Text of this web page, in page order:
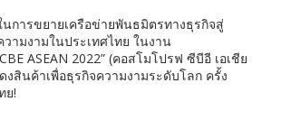
นการขยายเครือข่ายพันธมิตรทางธุรกิจสู่
มงามในประเทศไทย ในงาน
ASEAN 2022” (คอสโมโปรฟ ซีบีอี เอเชีย
งสินค้าเพื่อธุรกิจความงามระดับโลก ครั้ง
ย!